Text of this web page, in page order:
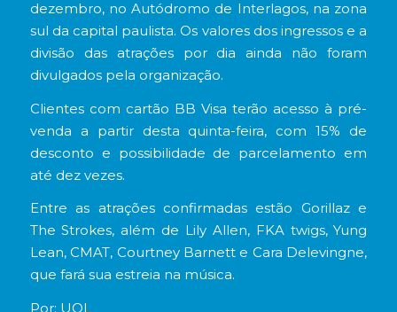
dezembro, no Autódromo de Interlagos, na zona
sul da capital paulista. Os valores dos ingressos e a
divisão das atrações por dia ainda não foram
divulgados pela organização.
Clientes com cartão BB Visa terão acesso à pré-
venda a partir desta quinta-feira, com 15% de
desconto e possibilidade de parcelamento em
até dez vezes.
Entre as atrações confirmadas estão Gorillaz e
The Strokes, além de Lily Allen, FKA twigs, Yung
Lean, CMAT, Courtney Barnett e Cara Delevingne,
que fará sua estreia na música.
Por: UOL